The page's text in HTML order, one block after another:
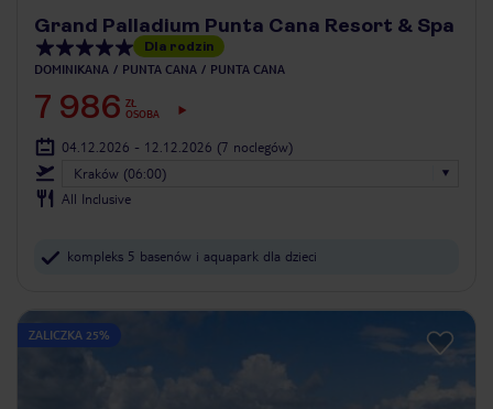
Grand Palladium Punta Cana Resort & Spa
Dla rodzin
DOMINIKANA PUNTA CANA PUNTA CANA
7 986 ZŁ
OSOBA
04.12.2026 - 12.12.2026 (7 noclegów)
Kraków (06:00)
All Inclusive
kompleks 5 basenów i aquapark dla dzieci
ZALICZKA 25%